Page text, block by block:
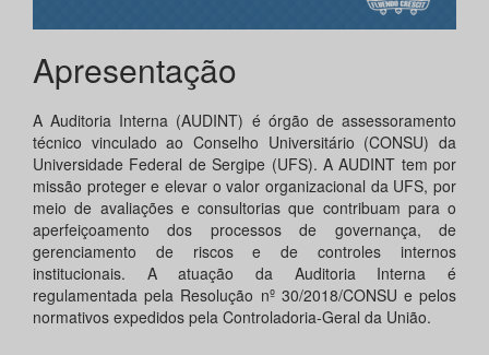
Apresentação
A Auditoria Interna (AUDINT) é órgão de assessoramento
técnico vinculado ao Conselho Universitário (CONSU) da
Universidade Federal de Sergipe (UFS). A AUDINT tem por
missão proteger e elevar o valor organizacional da UFS, por
meio de avaliações e consultorias que contribuam para o
aperfeiçoamento dos processos de governança, de
gerenciamento de riscos e de controles internos
institucionais. A atuação da Auditoria Interna é
regulamentada pela Resolução nº 30/2018/CONSU e pelos
normativos expedidos pela Controladoria-Geral da União.